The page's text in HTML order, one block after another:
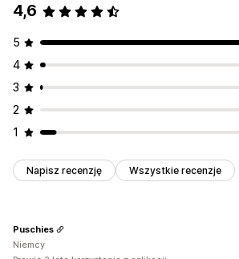
4,6
5
4
3
2
1
Napisz recenzję Wszystkie recenzje
Puschies
Niemcy